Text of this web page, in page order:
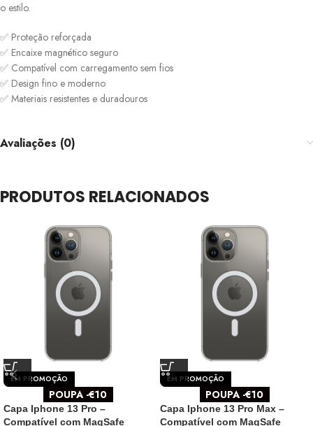
o estilo.
✅ Proteção reforçada
✅ Encaixe magnético seguro
✅ Compatível com carregamento sem fios
✅ Design fino e moderno
✅ Materiais resistentes e duradouros
Avaliações (0)
PRODUTOS RELACIONADOS
EM PROMOÇÃO
POUPA -€10
Capa Iphone 13 Pro –
Compatível com MagSafe
EM PROMOÇÃO
POUPA -€10
Capa Iphone 13 Pro Max –
Compatível com MagSafe